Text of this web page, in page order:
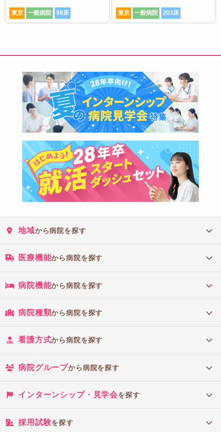
東京 一般病院 98床 東京 一般病院 203床
地域から病院を探す
医療機能から病院を探す
病院機能から病院を探す
病院種類から病院を探す
看護方式から病院を探す
病院グループから病院を探す
インターンシップ・見学会を探す
採用試験を探す